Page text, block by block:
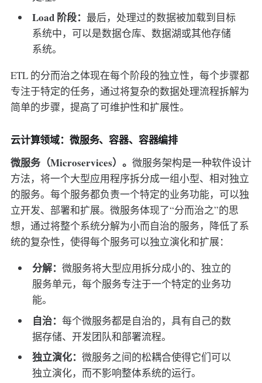
Load 阶段：最后，处理过的数据被加载到目标
系统中，可以是数据仓库、数据湖或其他存储
系统。
ETL 的分而治之体现在每个阶段的独立性，每个步骤都
专注于特定的任务，通过将复杂的数据处理流程拆解为
简单的步骤，提高了可维护性和扩展性。
云计算领域：微服务、容器、容器编排
微服务（Microservices）。 微服务架构是一种软件设计
方法，将一个大型应用程序拆分成一组小型、相对独立
的服务。每个服务都负责一个特定的业务功能，可以独
立开发、部署和扩展。微服务体现了“分而治之”的思
想，通过将整个系统分解为小而自治的服务，降低了系
统的复杂性，使得每个服务可以独立演化和扩展：
分解：微服务将大型应用拆分成小的、独立的
服务单元，每个服务专注于一个特定的业务功
能。
自治：每个微服务都是自治的，具有自己的数
据存储、开发团队和部署流程。
独立演化：微服务之间的松耦合使得它们可以
独立演化，而不影响整体系统的运行。